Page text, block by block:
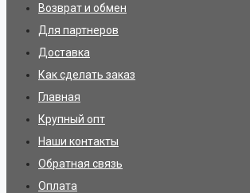
Возврат и обмен
Для партнеров
Доставка
Как сделать заказ
Главная
Крупный опт
Наши контакты
Обратная связь
Оплата